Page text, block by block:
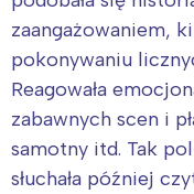
zaangażowaniem,
pokonywaniu
Reagowała
zabawnych scen i
samotny itd. Tak
słuchała później